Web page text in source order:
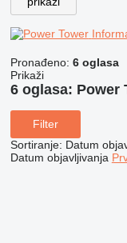
Pronađeno: 6 oglasa
Prikaži
6 oglasa: Power
Filter
Sortiranje: Datum
Datum objavljivanja